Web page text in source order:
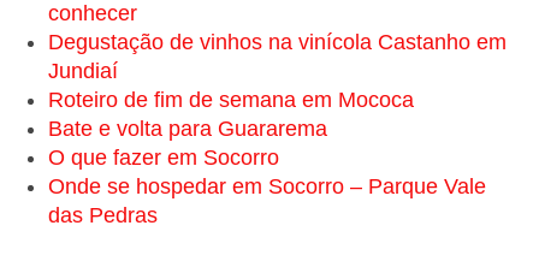
conhecer
Degustação de vinhos na vinícola Castanho em
Jundiaí
Roteiro de fim de semana em Mococa
Bate e volta para Guararema
O que fazer em Socorro
Onde se hospedar em Socorro – Parque Vale
das Pedras